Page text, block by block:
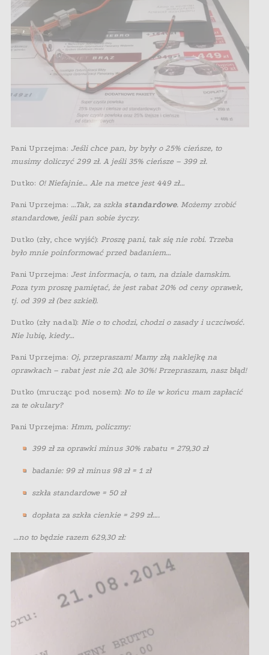
Pani Uprzejma: Jeśli chce pan, by były o 25% cieńsze, to
musimy doliczyć 299 zł. A jeśli 35% cieńsze – 399 zł.
Dutko: O! Niefajnie… Ale na metce jest 449 zł…
Pani Uprzejma: …Tak, za szkła standardowe. Możemy zrobić
standardowe, jeśli pan sobie życzy.
Dutko (zły, chce wyjść): Proszę pani, tak się nie robi. Trzeba
było mnie poinformować przed badaniem…
Pani Uprzejma: Jest informacja, o tam, na dziale damskim.
Poza tym proszę pamiętać, że jest rabat 20% od ceny oprawek,
tj. od 399 zł (bez szkieł).
Dutko (zły nadal): Nie o to chodzi, chodzi o zasady i uczciwość.
Nie lubię, kiedy…
Pani Uprzejma: Oj, przepraszam! Mamy złą naklejkę na
oprawkach – rabat jest nie 20, ale 30%! Przepraszam, nasz błąd!
Dutko (mrucząc pod nosem): No to ile w końcu mam zapłacić
za te okulary?
Pani Uprzejma: Hmm, policzmy:
399 zł za oprawki minus 30% rabatu = 279,30 zł
badanie: 99 zł minus 98 zł = 1 zł
szkła standardowe = 50 zł
dopłata za szkła cienkie = 299 zł….
…no to będzie razem 629,30 zł: